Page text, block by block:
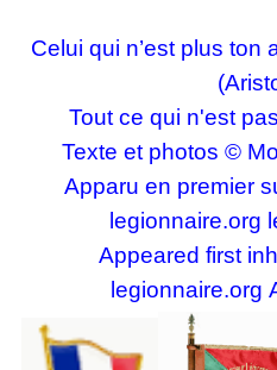
Celui qui n’est plus ton
Tout ce qui n'est
Texte et photos ©
Apparu en premier
legionnaire.org
Appeared first in
legionnaire.org